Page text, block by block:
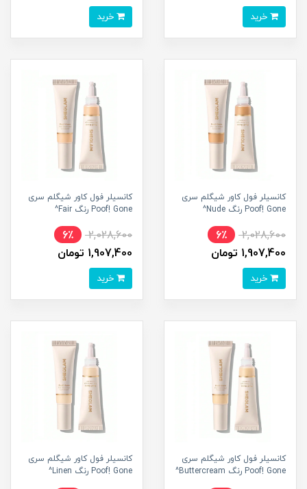
کانسیلر فول کاور شیگلم سری
Poof! Gone رنگ Nude^
2,028,600
6٪
1,907,400 تومان
کانسیلر فول کاور شیگلم سری
Poof! Gone رنگ Fair^
2,028,600
6٪
1,907,400 تومان
کانسیلر فول کاور شیگلم سری
Poof! Gone رنگ Buttercream^
کانسیلر فول کاور شیگلم سری
Poof! Gone رنگ Linen^